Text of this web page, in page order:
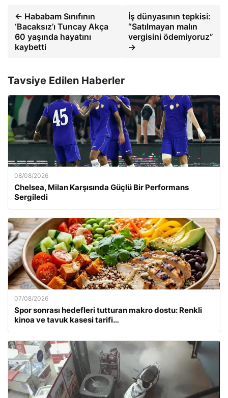
← Hababam Sınıfının
‘Bacaksız’ı Tuncay Akça
60 yaşında hayatını
kaybetti
İş dünyasının tepkisi:
“Satılmayan malın
vergisini ödemiyoruz”
→
Tavsiye Edilen Haberler
08/08/2026
Chelsea, Milan Karşısında Güçlü Bir Performans
Sergiledi
07/08/2026
Spor sonrası hedefleri tutturan makro dostu: Renkli
kinoa ve tavuk kasesi tarifi…